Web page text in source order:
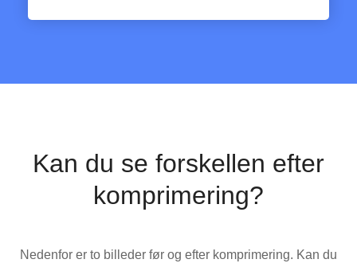
Kan du se forskellen efter
komprimering?
Nedenfor er to billeder før og efter komprimering. Kan du